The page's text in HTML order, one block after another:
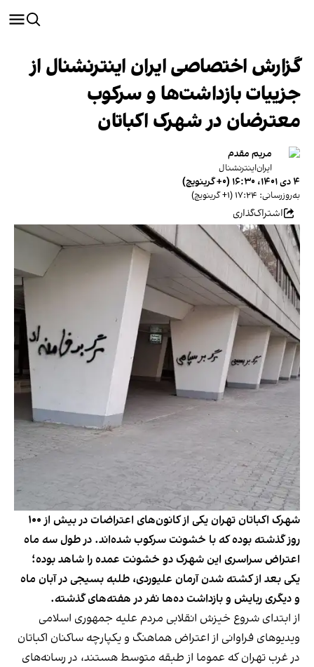
گزارش اختصاصی ایران اینترنشنال از
جزییات بازداشت‌ها و سرکوب
معترضان در شهرک اکباتان
مریم مقدم
ایران‌اینترنشنال
۴ دی ۱۴۰۱، ۱۶:۳۰ (‎+۰ گرینویچ)
به‌روزرسانی: ۱۷:۲۴ (‎+۱ گرینویچ)
اشتراک‌گذاری
شهرک اکباتان تهران یکی از کانون‌های اعتراضات در بیش از ۱۰۰
روز گذشته بوده که با خشونت سرکوب شده‌اند. در طول سه ماه
اعتراض سراسری این شهرک دو خشونت عمده را شاهد بوده؛
یکی بعد از کشته شدن آرمان علیوردی، طلبه بسیجی در آبان ماه
و دیگری ربایش و بازداشت ده‌ها نفر در هفته‌های گذشته.
از ابتدای شروع خیزش انقلابی مردم علیه جمهوری اسلامی
ویدیوهای فراوانی از اعتراض هماهنگ و یکپارچه ساکنان اکباتان
در غرب تهران که عموما از طبقه متوسط هستند، در رسانه‌های